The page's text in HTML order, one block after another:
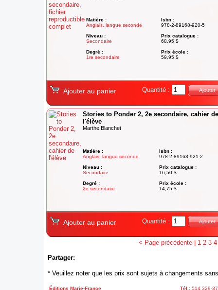
Matière :
Anglais, langue seconde
Niveau :
Secondaire
Degré :
1re secondaire
Isbn :
978-2-89168-920-5
Prix catalogue :
68,95 $
Prix école :
59,95 $
Ajouter au panier Quantité : Ajouter
Stories to Ponder 2, 2e secondaire, cahier de
l'élève
Marthe Blanchet
Matière :
Anglais, langue seconde
Niveau :
Secondaire
Degré :
2e secondaire
Isbn :
978-2-89168-921-2
Prix catalogue :
16,50 $
Prix école :
14,75 $
Ajouter au panier Quantité : Ajouter
< Page précédente| 1 2 3 4
Partager:
* Veuillez noter que les prix sont sujets à changements
Éditions Marie-France Tél.: 514 329-